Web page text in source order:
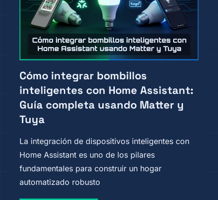
Cómo integrar bombillos
inteligentes con Home Assistant:
Guía completa usando Matter y
Tuya
La integración de dispositivos inteligentes con
Home Assistant es uno de los pilares
fundamentales para construir un hogar
automatizado robusto